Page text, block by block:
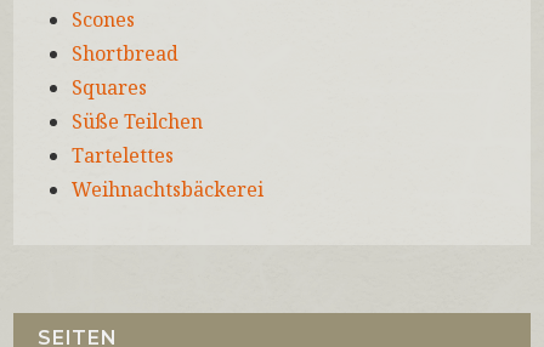
Scones
Shortbread
Squares
Süße Teilchen
Tartelettes
Weihnachtsbäckerei
SEITEN